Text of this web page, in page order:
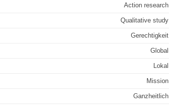
Action research
Qualitative study
Gerechtigkeit
Global
Lokal
Mission
Ganzheitlich